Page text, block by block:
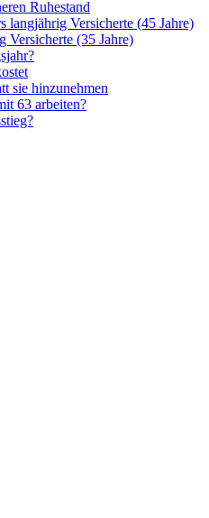
Ruhestand
langjährig Versicherte (45 Jahre)
Versicherte (35 Jahre)
sie hinzunehmen
63 arbeiten?